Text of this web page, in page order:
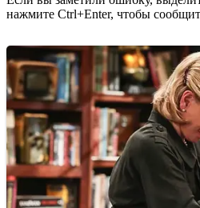
нажмите Ctrl+Enter, чтобы